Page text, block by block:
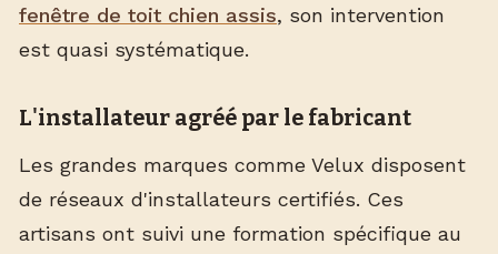
fenêtre de toit chien assis, son intervention
est quasi systématique.
L'installateur agréé par le fabricant
Les grandes marques comme Velux disposent
de réseaux d'installateurs certifiés. Ces
artisans ont suivi une formation spécifique au